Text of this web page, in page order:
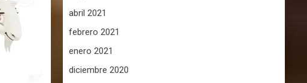
abril 2021
febrero 2021
enero 2021
diciembre 2020